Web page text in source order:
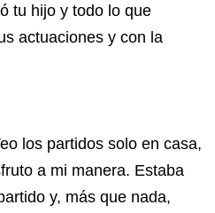
tu hijo y todo lo que
actuaciones y con la
los partidos solo en casa,
a mi manera. Estaba
y, más que nada,